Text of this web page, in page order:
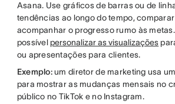
Asana. Use gráficos de barras ou de
tendências ao longo do tempo,
acompanhar o progresso rumo às
possível personalizar as visualizações
ou apresentações para clientes.
Exemplo:um diretor de marketing usa
para mostrar as mudanças mensais no
público no TikTok e no Instagram.